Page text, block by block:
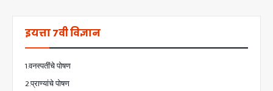
इयत्ता 7वी विज्ञान
1.वनस्पतींचे पोषण
2.प्राण्यांचे पोषण